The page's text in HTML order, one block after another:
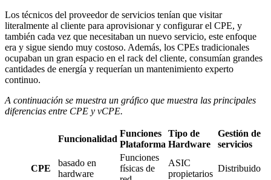
Los técnicos del proveedor de servicios tenían que visitar
literalmente al cliente para aprovisionar y configurar el CPE, y
también cada vez que necesitaban un nuevo servicio, este enfoque
era y sigue siendo muy costoso. Además, los CPEs tradicionales
ocupaban un gran espacio en el rack del cliente, consumían grandes
cantidades de energía y requerían un mantenimiento experto
continuo.
A continuación se muestra un gráfico que muestra las principales
diferencias entre CPE y vCPE.
Funcionalidad
Funciones
Plataforma
Tipo de
Hardware
Gestión de
servicios
CPE
basado en
hardware
Funciones
físicas de
ASIC
propietarios
Distribuido